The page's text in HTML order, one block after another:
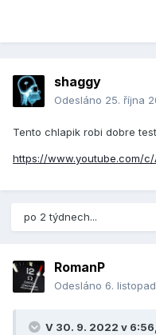
shaggy
Odesláno 25. října
Tento chlapik robi dobre
https://www.youtube.com/c/
po 2 týdnech...
RomanP
Odesláno 6.
V 30. 9. 2022 v 6:56,